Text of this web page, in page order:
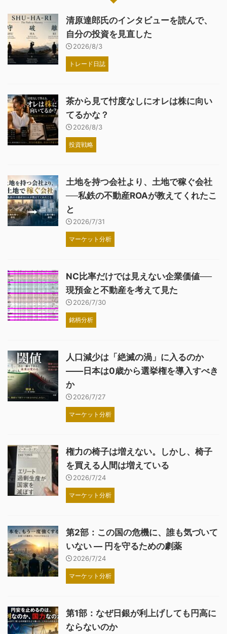
清原達郎氏のインタビューを読んで、
自分の投資を見直した
2026/8/3
トレード日誌
茶から見て忖度なしにオレは株に向い
てるかな？
2026/8/3
投資戦略
土地を持つ会社より、土地で稼ぐ会社
──私鉄の不動産ROAが教えてくれたこ
と
2026/7/31
マーケット分析
NC比率だけでは見えない企業価値──
現預金と不動産を考えて見た
2026/7/30
銘柄分析
人口減少は「絶滅の渦」に入るのか
――日本は0歳から選挙権を導入すべき
か
2026/7/27
マーケット分析
権力の椅子は増えない。しかし、椅子
を買える人間は増えている
2026/7/24
マーケット分析
第2部：この国の危機に、誰も気づいて
いない ― 円を守るための劇薬
2026/7/24
マーケット分析
第1部：なぜ日銀が利上げしても円高に
ならないのか